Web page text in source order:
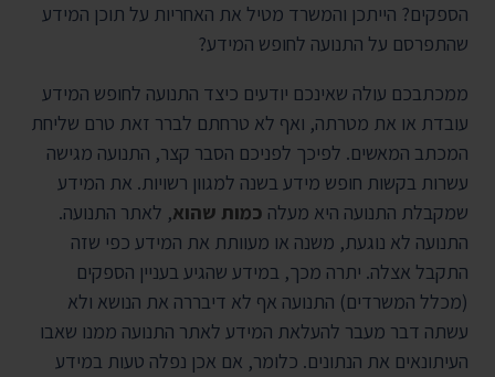
הספקים? הייתכן והמשרד מטיל את האחריות על תוכן המידע
שהתפרסם על התנועה לחופש המידע?
ממכתבכם עולה שאינכם יודעים כיצד התנועה לחופש המידע
עובדת או את מטרתה, ואף לא טרחתם לברר זאת טרם שליחת
המכתב המאשים. לפיכך לפניכם הסבר קצר, התנועה מגישה
עשרות בקשות חופש מידע בשנה למגוון רשויות. את המידע
שמקבלת התנועה היא מעלה כמות שהוא, לאתר התנועה.
התנועה לא נוגעת, משנה או מעוותת את המידע כפי שזה
התקבל אצלה. יתרה מכך, במידע שהגיע בעניין הספקים
(מכלל המשרדים) התנועה אף לא דיבררה את הנושא ולא
עשתה דבר מעבר להעלאת המידע לאתר התנועה ממנו שאבו
העיתונאים את הנתונים. כלומר, אם אכן נפלה טעות במידע